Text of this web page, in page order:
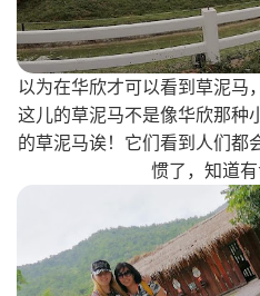
以为在华欣才可以看到草泥马
这儿的草泥马不是像华欣那种
的草泥马诶！它们看到人们都
惯了，知道有